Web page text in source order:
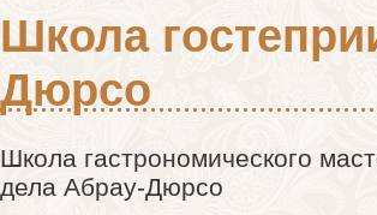
Школа
Дюрсо
Школа гастрономического
дела Абрау-Дюрсо